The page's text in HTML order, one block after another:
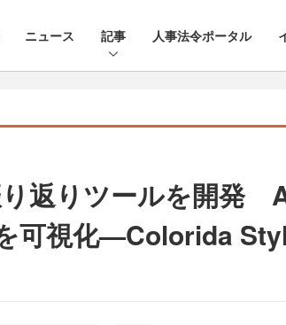
ニュース 記事 人事法令ポータル
返りツールを開発
可視化—Colorida